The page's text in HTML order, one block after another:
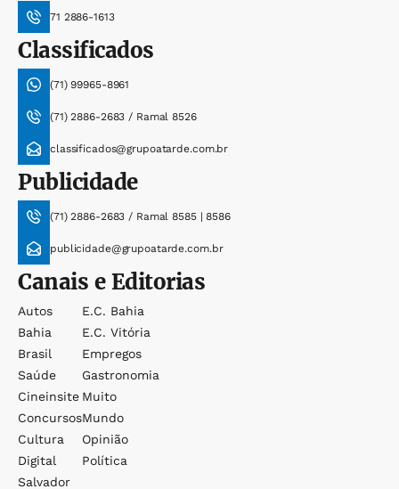
71 2886-1613
Classificados
(71) 99965-8961
(71) 2886-2683 / Ramal 8526
classificados@grupoatarde.com.br
Publicidade
(71) 2886-2683 / Ramal 8585 | 8586
publicidade@grupoatarde.com.br
Canais e Editorias
Autos
Bahia
Brasil
Saúde
Cineinsite
Concursos
Cultura
Digital
Salvador
E.c. Bahia
E.c. Vitória
Empregos
Gastronomia
Muito
Mundo
Opinião
Política